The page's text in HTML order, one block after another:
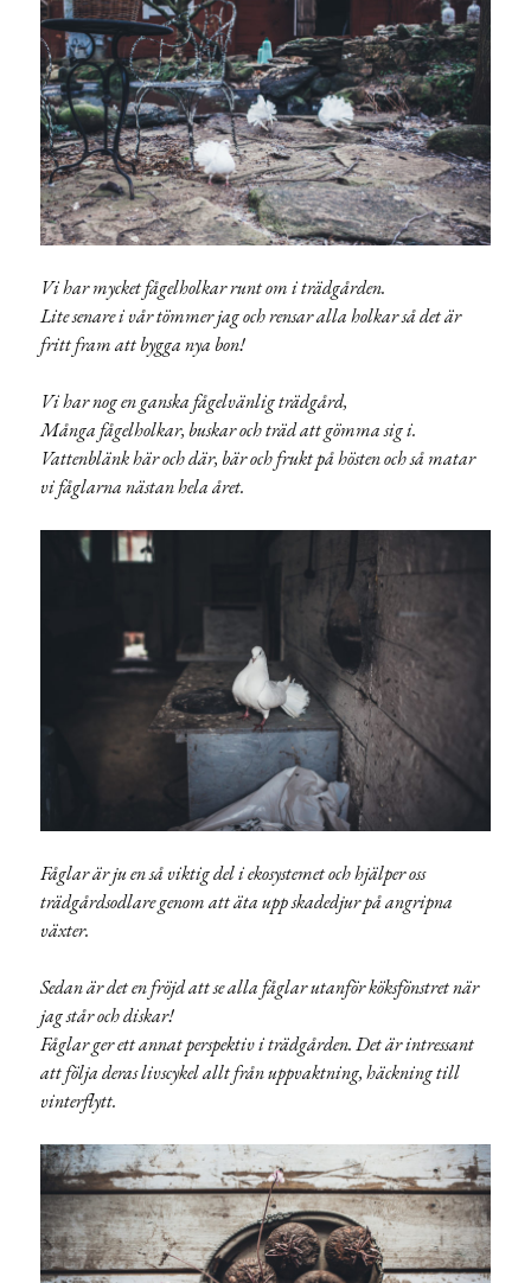
Vi har mycket fågelholkar runt om i trädgården.
Lite senare i vår tömmer jag och rensar alla holkar så det är
fritt fram att bygga nya bon!
Vi har nog en ganska fågelvänlig trädgård,
Många fågelholkar, buskar och träd att gömma sig i.
Vattenblänk här och där, bär och frukt på hösten och så matar
vi fåglarna nästan hela året.
Fåglar är ju en så viktig del i ekosystemet och hjälper oss
trädgårdsodlare genom att äta upp skadedjur på angripna
växter.
Sedan är det en fröjd att se alla fåglar utanför köksfönstret när
jag står och diskar!
Fåglar ger ett annat perspektiv i trädgården. Det är intressant
att följa deras livscykel allt från uppvaktning, häckning till
vinterflytt.